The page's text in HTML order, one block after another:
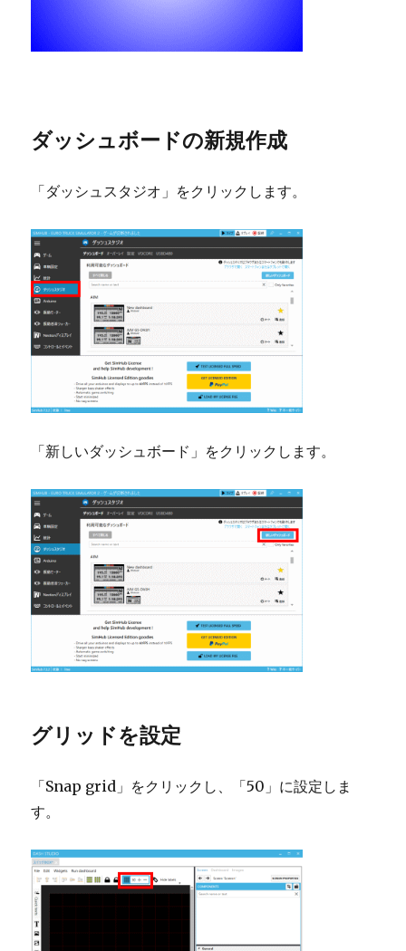
ダッシュボードの新規作成
「ダッシュスタジオ」をクリックします。
「新しいダッシュボード」をクリックします。
グリッドを設定
「Snap grid」をクリックし、「50」に設定しま
す。